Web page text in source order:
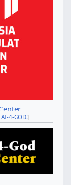
4-GOD!]